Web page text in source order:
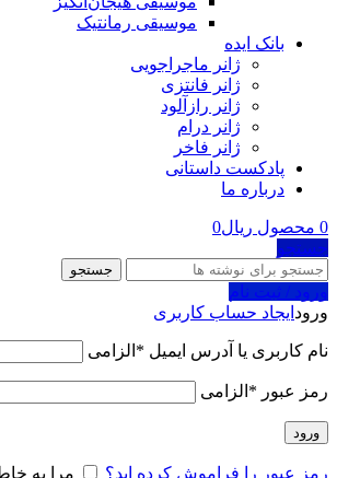
موسیقی رمانتیک
بانک ایده
ژانر ماجراجویی
ژانر فانتزی
ژانر رازآلود
ژانر درام
ژانر فاخر
پادکست‌‌ داستانی
درباره ما
0 محصول ریال0
جستجو
جستجو
ورود / ثبت نام
ورود ایجاد حساب کاربری
نام کاربری یا آدرس ایمیل * الزامی
رمز عبور * الزامی
ورود
رمز عبور را فراموش کرده اید؟ مرا به